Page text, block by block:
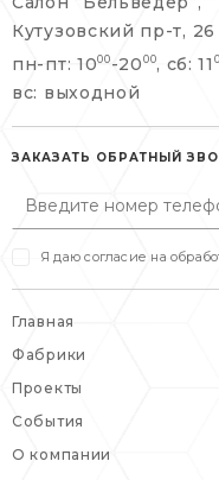
info@belveder-
пн-пт: 10:00-
сб, вс:
+7 495 477 45 43
info@belveder-
пн-пт: 10:00-
сб: выходной
Кутузовский пр-т, 26
пн-пт: 1000 -20 00, сб: 11
вс: выходной
ЗАКАЗАТЬ ОБРАТНЫЙ
Я даю согласие на
Главная
Фабрики
Проекты
События
О компании